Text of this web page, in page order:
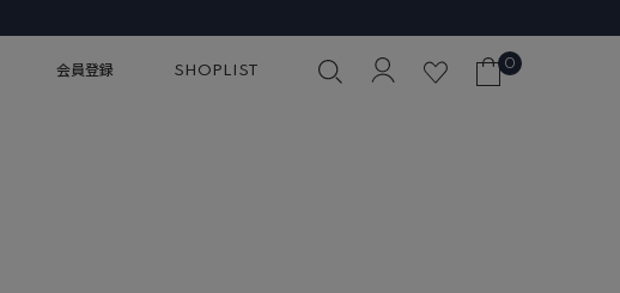
会員登録 SHOPLIST 0